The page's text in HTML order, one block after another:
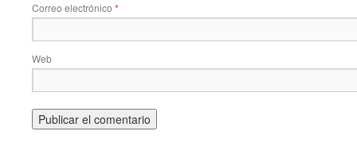
Correo electrónico *
Web